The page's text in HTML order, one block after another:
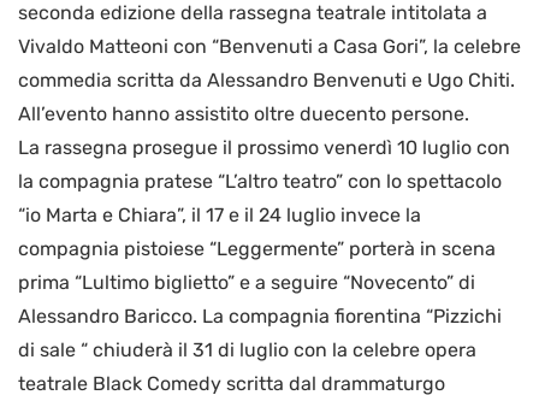
seconda edizione della rassegna teatrale intitolata a
Vivaldo Matteoni con “Benvenuti a Casa Gori”, la celebre
commedia scritta da Alessandro Benvenuti e Ugo Chiti.
All’evento hanno assistito oltre duecento persone.
La rassegna prosegue il prossimo venerdì 10 luglio con
la compagnia pratese “L’altro teatro” con lo spettacolo
“io Marta e Chiara”, il 17 e il 24 luglio invece la
compagnia pistoiese “Leggermente” porterà in scena
prima “Lultimo biglietto” e a seguire “Novecento” di
Alessandro Baricco. La compagnia fiorentina “Pizzichi
di sale “ chiuderà il 31 di luglio con la celebre opera
teatrale Black Comedy scritta dal drammaturgo